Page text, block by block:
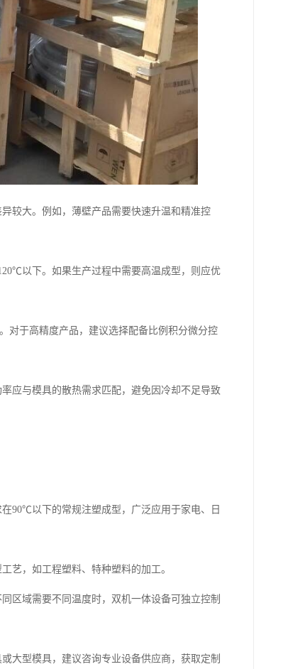
较大。例如，薄壁产品需要快速升温和精准控
以下。如果生产过程中需要高温成型，则应优
对于高精度产品，建议选择配备比例积分微分控
应与模具的散热需求匹配，避免因冷却不足导致
90℃以下的常规注塑成型，广泛应用于家电、日
艺，如工程塑料、特种塑料的加工。
区域需要不同温度时，双机一体设备可独立控制
大型模具，建议咨询专业设备供应商，获取定制